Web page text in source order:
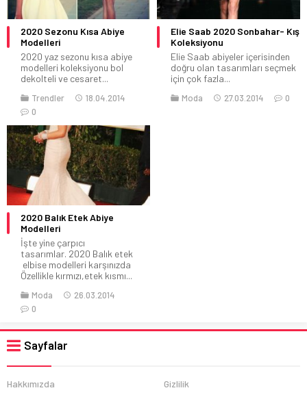
2020 Sezonu Kısa Abiye
Modelleri
2020 yaz sezonu kısa abiye
modelleri koleksiyonu bol
dekolteli ve cesaret...
Trendler
18.04.2014
0
Elie Saab 2020 Sonbahar- Kış
Koleksiyonu
Elie Saab abiyeler içerisinden
doğru olan tasarımları seçmek
için çok fazla...
Moda 27.03.2014 0
2020 Balık Etek Abiye
Modelleri
İşte yine çarpıcı
tasarımlar. 2020 Balık etek
elbise modelleri karşınızda
Özellikle kırmızı,etek kısmı...
Moda
26.03.2014
0
Sayfalar
Hakkımızda Gizlilik